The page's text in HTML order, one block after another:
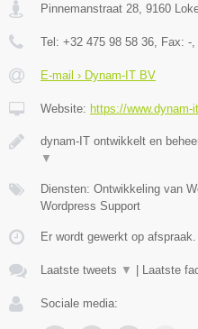
Pinnemanstraat 28 9160
Tel: +32 475 98 58 36 , Fax: -
E-mail › Dynam-IT BV
Website: https://www.dynam-
dynam-IT ontwikkelt en
▼
Diensten: Ontwikkeling van
Wordpress Support
Er wordt gewerkt op afspraak.
Laatste tweets ▼ Laatste
Sociale media: